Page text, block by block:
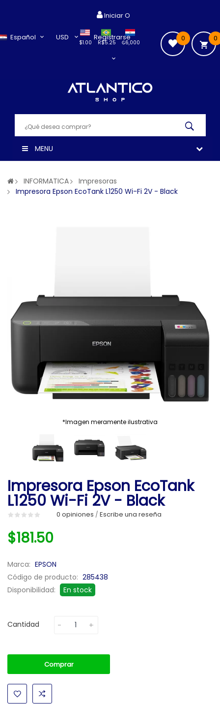
Español USD
$1.00 ₲6,000
R$5.25
Iniciar O
Registrarse 0
0
MENU
INFORMATICA
Impresoras
Impresora Epson EcoTank L1250 Wi-Fi 2V - Black
*Imagen meramente ilustrativa
Impresora Epson EcoTank
L1250 Wi-Fi 2V - Black
0 opiniones / Escribe una reseña
$181.50
Marca: EPSON
Código de producto: 285438
Disponibilidad:
En stock
Cantidad
Comprar